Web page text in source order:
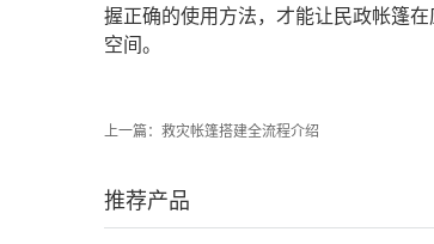
握正确的使用方法，才能让民政帐篷
空间。
上一篇： 救灾帐篷搭建全流程介绍
推荐产品